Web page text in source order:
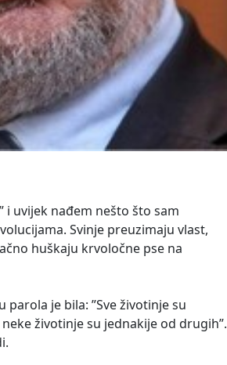
uvijek nađem nešto što sam
Svinje preuzimaju vlast,
huškaju krvoločne pse na
je bila: ”Sve životinje su
životinje su jednakije od drugih”.